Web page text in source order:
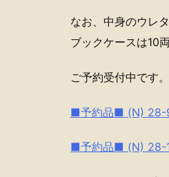
なお、中身のウレ
ブックケースは10
ご予約受付中です。
■予約品■ (N) 28-
■予約品■ (N) 28-